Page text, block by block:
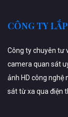
CÔNG TY
Công ty chuyên tư
camera quan sát
ảnh HD công nghệ
sát từ xa qua điện